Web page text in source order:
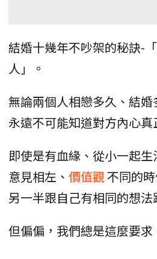
結婚十幾年不吵架的秘訣-
人」。
無論兩個人相戀多久、結婚
永遠不可能知道對方內心真
即使是有血緣、從小一起
意見相左、 價值觀不同的
另一半跟自己有相同的想法
但偏偏，我們總是這麼要求